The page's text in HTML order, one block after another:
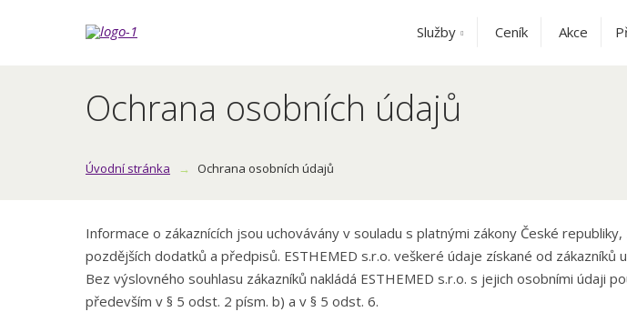
Služby Ceník Akce
Ochrana osobních údajů
Úvodní stránka Ochrana osobních údajů
Informace o zákaznících jsou uchovávány v souladu s platnými zákony České
pozdějších dodatků a předpisů. ESTHEMED s.r.o. veškeré údaje získané od
Bez výslovného souhlasu zákazníků nakládá ESTHEMED s.r.o. s jejich osobními
především v § 5 odst. 2 písm. b) a v § 5 odst. 6.